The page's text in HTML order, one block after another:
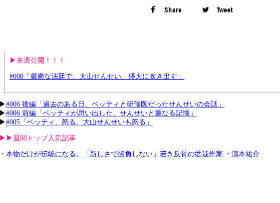
Share Tweet
▶︎来週公開！！！
#008「厳粛な法廷で。大山せんせい、盛大に吹き出す」
▶︎ #006 後編「過去のある日、ベッティと研修医だったせんせいの会話」
▶︎ #006 前編「ベッティが思い出した、せんせいと重なる記憶」
▶︎ #005「ベッティ、怒る。大山せんせいも怒る」
▶︎▶︎週間トップ人気記事
・ 本物だけが伝統になる。「新しさで勝負しない」若き反骨の盆栽作家 ・濵本祐介